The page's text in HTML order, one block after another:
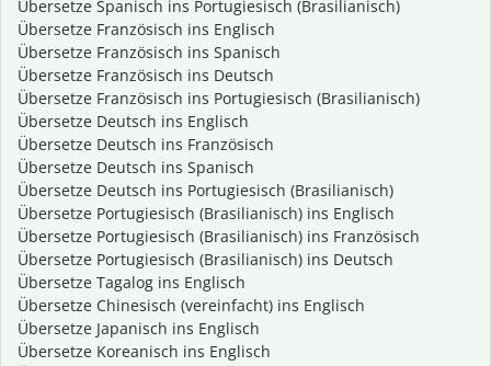
Übersetze Spanisch ins Portugiesisch (Brasilianisch)
Übersetze Französisch ins Englisch
Übersetze Französisch ins Spanisch
Übersetze Französisch ins Deutsch
Übersetze Französisch ins Portugiesisch (Brasilianisch)
Übersetze Deutsch ins Englisch
Übersetze Deutsch ins Französisch
Übersetze Deutsch ins Spanisch
Übersetze Deutsch ins Portugiesisch (Brasilianisch)
Übersetze Portugiesisch (Brasilianisch) ins Englisch
Übersetze Portugiesisch (Brasilianisch) ins Französisch
Übersetze Portugiesisch (Brasilianisch) ins Deutsch
Übersetze Tagalog ins Englisch
Übersetze Chinesisch (vereinfacht) ins Englisch
Übersetze Japanisch ins Englisch
Übersetze Koreanisch ins Englisch